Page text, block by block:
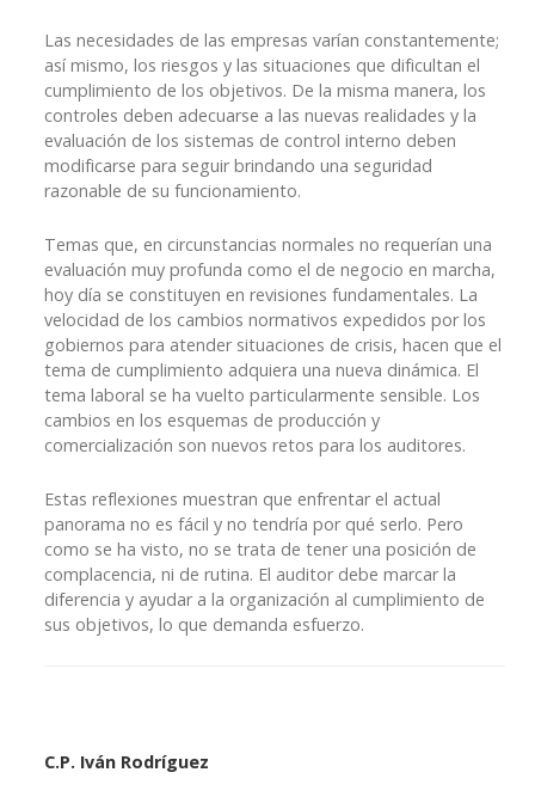
Las necesidades de las empresas varían constantemente;
así mismo, los riesgos y las situaciones que dificultan el
cumplimiento de los objetivos. De la misma manera, los
controles deben adecuarse a las nuevas realidades y la
evaluación de los sistemas de control interno deben
modificarse para seguir brindando una seguridad
razonable de su funcionamiento.
Temas que, en circunstancias normales no requerían una
evaluación muy profunda como el de negocio en marcha,
hoy día se constituyen en revisiones fundamentales. La
velocidad de los cambios normativos expedidos por los
gobiernos para atender situaciones de crisis, hacen que el
tema de cumplimiento adquiera una nueva dinámica. El
tema laboral se ha vuelto particularmente sensible. Los
cambios en los esquemas de producción y
comercialización son nuevos retos para los auditores.
Estas reflexiones muestran que enfrentar el actual
panorama no es fácil y no tendría por qué serlo. Pero
como se ha visto, no se trata de tener una posición de
complacencia, ni de rutina. El auditor debe marcar la
diferencia y ayudar a la organización al cumplimiento de
sus objetivos, lo que demanda esfuerzo.
C.P. Iván Rodríguez